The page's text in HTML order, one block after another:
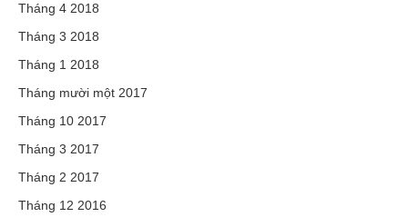
Tháng 4 2018
Tháng 3 2018
Tháng 1 2018
Tháng mười một 2017
Tháng 10 2017
Tháng 3 2017
Tháng 2 2017
Tháng 12 2016